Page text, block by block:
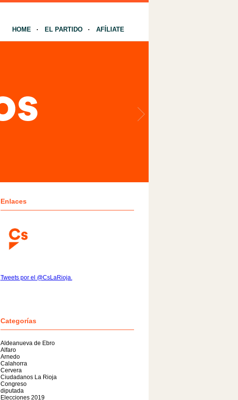
HOME EL PARTIDO AFÍLIATE
Enlaces
Tweets por el @CsLaRioja.
Categorías
Aldeanueva de Ebro
Alfaro
Arnedo
Calahorra
Cervera
Ciudadanos La Rioja
Congreso
diputada
Elecciones 2019